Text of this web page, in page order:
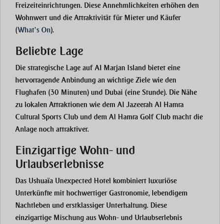
Freizeiteinrichtungen. Diese Annehmlichkeiten erhöhen den
Wohnwert und die Attraktivität für Mieter und Käufer​
(What’s On).
Beliebte Lage
Die strategische Lage auf Al Marjan Island bietet eine
hervorragende Anbindung an wichtige Ziele wie den
Flughafen (30 Minuten) und Dubai (eine Stunde). Die Nähe
zu lokalen Attraktionen wie dem Al Jazeerah Al Hamra
Cultural Sports Club und dem Al Hamra Golf Club macht die
Anlage noch attraktiver​.
Einzigartige Wohn- und
Urlaubserlebnisse
Das Ushuaïa Unexpected Hotel kombiniert luxuriöse
Unterkünfte mit hochwertiger Gastronomie, lebendigem
Nachtleben und erstklassiger Unterhaltung. Diese
einzigartige Mischung aus Wohn- und Urlaubserlebnis